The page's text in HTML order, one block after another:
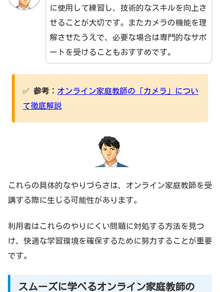
に使用して練習し、技術的なスキルを向上さ
せることが大切です。またカメラの機能を理
解させたうえで、必要な場合は専門的なサポ
ートを受けることもおすすめです。
✅参考： オンライン家庭教師の「カメラ」につい
て徹底解説
これらの具体的なやりづらさは、オンライン家庭教師を受
講する際に生じる可能性があります。
利用者はこれらのやりにくい問題に対処する方法を見つ
け、快適な学習環境を確保するために努力することが重要
です。
スムーズに学べるオンライン家庭教師の